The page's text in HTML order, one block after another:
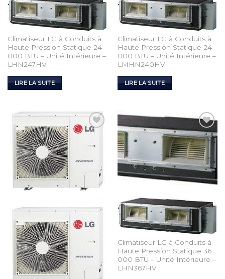
Climatiseur LG à Conduits à
Haute Pression Statique 24
000 BTU – Unité Intérieure –
LHN247HV
LIRE LA SUITE
Climatiseur LG à Conduits à
Haute Pression Statique 24
000 BTU – Unité Intérieure –
LMHN240HV
LIRE LA SUITE
Add to
Wishlist
Climatiseur LG à Conduits à
Haute Pression Statique 36
000 BTU – Unité Intérieure –
LHN367HV